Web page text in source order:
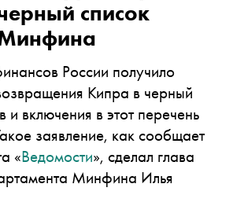
список
России получило
Кипра в черный
включения в этот перечень
заявление, как сообщает
«Ведомости», сделал глава
Минфина Илья